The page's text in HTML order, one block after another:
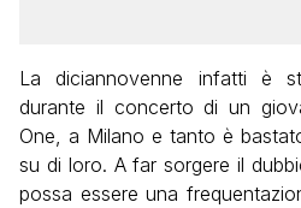
La diciannovenne infatti è
durante il concerto di un
One, a Milano e tanto è
su di loro. A far sorgere il
possa essere una